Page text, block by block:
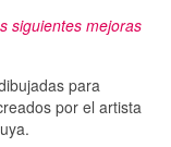
siguientes mejoras
para
por el artista